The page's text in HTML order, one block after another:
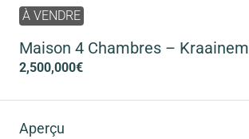
À VENDRE
Maison 4 Chambres – Kraainem
2,500,000€
Aperçu